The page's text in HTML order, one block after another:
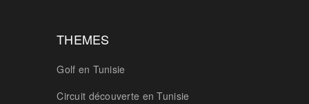
THEMES
Golf en Tunisie
Circuit découverte en Tunisie